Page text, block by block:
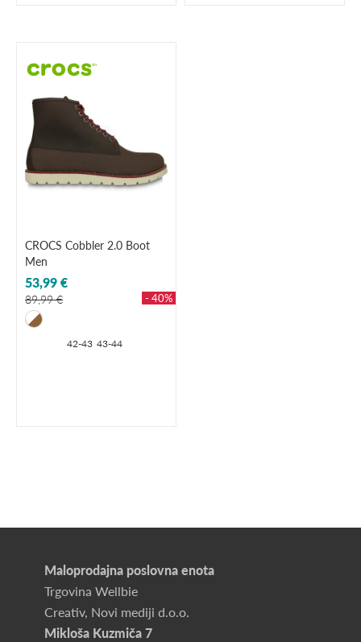
CROCS Cobbler 2.0 Boot
Men
53,99 €
89,99 € - 40%
42-43 43-44
Maloprodajna poslovna enota
Trgovina Wellbie
Creativ, Novi mediji d.o.o.
Mikloša Kuzmiča 7